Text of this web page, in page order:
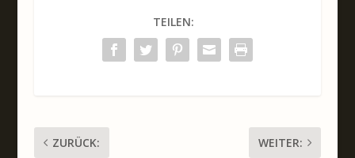
TEILEN:
ZURÜCK: WEITER: